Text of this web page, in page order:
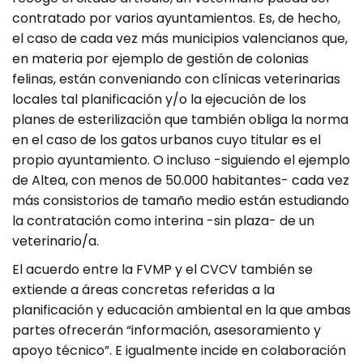
contratado por varios ayuntamientos. Es, de hecho,
el caso de cada vez más municipios valencianos que,
en materia por ejemplo de gestión de colonias
felinas, están conveniando con clínicas veterinarias
locales tal planificación y/o la ejecución de los
planes de esterilización que también obliga la norma
en el caso de los gatos urbanos cuyo titular es el
propio ayunta­miento. O incluso -siguiendo el ejemplo
de Altea, con menos de 50.000 habitantes- cada vez
más consistorios de tamaño medio están estudiando
la contratación como interina -sin plaza- de un
veterinario/a.
El acuerdo entre la FVMP y el CVCV también se
extiende a áreas concretas referidas a la
planificación y edu­cación ambiental en la que ambas
partes ofrecerán “información, asesoramiento y
apoyo técnico”. E igualmente incide en colaboración